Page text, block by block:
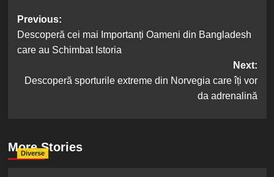
Post
navigation
Previous:
Descoperă cei mai Importanți Oameni din Bangladesh
care au Schimbat Istoria
Next:
Descoperă sporturile extreme din Norvegia care îți vor
da adrenalină
More Stories
Diverse